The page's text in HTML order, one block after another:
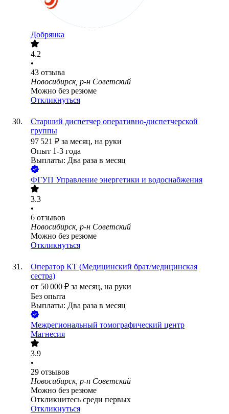
Добрянка
4.2
•
43 отзыва
Новосибирск, р-н Советский
Можно без резюме
Откликнуться
Старший диспетчер оперативно-диспетчерской
группы
97 521 ₽ за месяц, на руки
Опыт 1-3 года
Выплаты: Два раза в месяц
ФГУП Управление энергетики и водоснабжения
3.3
•
6 отзывов
Новосибирск, р-н Советский
Можно без резюме
Откликнуться
Оператор КТ (Медицинский брат/медицинская
сестра)
от 50 000 ₽ за месяц, на руки
Без опыта
Выплаты: Два раза в месяц
Межрегиональный томографический центр
Магнесия
3.9
•
29 отзывов
Новосибирск, р-н Советский
Можно без резюме
Откликнитесь среди первых
Откликнуться